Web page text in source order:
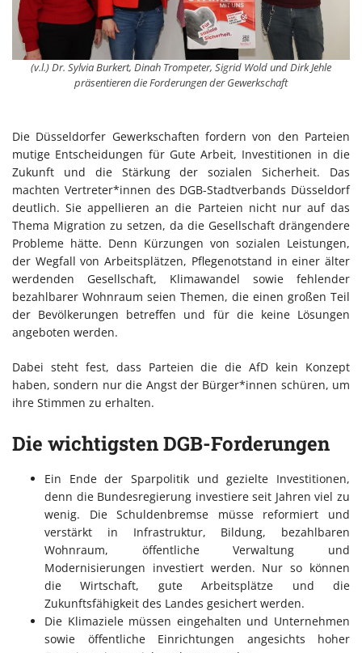
(v.l.) Dr. Sylvia Burkert, Dinah Trompeter, Sigrid Wold und Dirk Jehle
präsentieren die Forderungen der Gewerkschaft
Die Düsseldorfer Gewerkschaften fordern von den Parteien
mutige Entscheidungen für Gute Arbeit, Investitionen in die
Zukunft und die Stärkung der sozialen Sicherheit. Das
machten Vertreter*innen des DGB-Stadtverbands Düsseldorf
deutlich. Sie appellieren an die Parteien nicht nur auf das
Thema Migration zu setzen, da die Gesellschaft drängendere
Probleme hätte. Denn Kürzungen von sozialen Leistungen,
der Wegfall von Arbeitsplätzen, Pflegenotstand in einer älter
werdenden Gesellschaft, Klimawandel sowie fehlender
bezahlbarer Wohnraum seien Themen, die einen großen Teil
der Bevölkerungen betreffen und für die keine Lösungen
angeboten werden.
Dabei steht fest, dass Parteien die die AfD kein Konzept
haben, sondern nur die Angst der Bürger*innen schüren, um
ihre Stimmen zu erhalten.
Die wichtigsten DGB-Forderungen
Ein Ende der Sparpolitik und gezielte Investitionen,
denn die Bundesregierung investiere seit Jahren viel zu
wenig. Die Schuldenbremse müsse reformiert und
verstärkt in Infrastruktur, Bildung, bezahlbaren
Wohnraum, öffentliche Verwaltung und
Modernisierungen investiert werden. Nur so können
die Wirtschaft, gute Arbeitsplätze und die
Zukunftsfähigkeit des Landes gesichert werden.
Die Klimaziele müssen eingehalten und Unternehmen
sowie öffentliche Einrichtungen angesichts hoher